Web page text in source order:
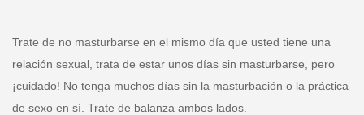
Trate de no masturbarse en el mismo día que usted tiene una
relación sexual, trata de estar unos días sin masturbarse, pero
¡cuidado! No tenga muchos días sin la masturbación o la práctica
de sexo en sí. Trate de balanza ambos lados.